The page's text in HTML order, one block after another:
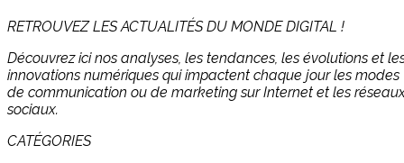
RETROUVEZ LES ACTUALITÉS DU MONDE DIGITAL !
Découvrez ici nos analyses, les tendances, les évolutions et
innovations numériques qui impactent chaque jour les modes
de communication ou de marketing sur Internet et les
sociaux.
CATÉGORIES